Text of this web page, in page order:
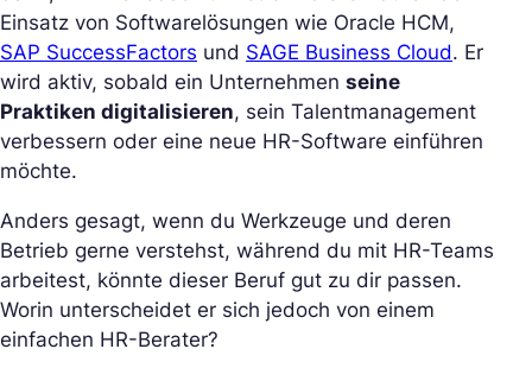
Einsatz von Softwarelösungen wie Oracle HCM,
SAP SuccessFactors und SAGE Business Cloud. Er
wird aktiv, sobald ein Unternehmen seine
Praktiken digitalisieren, sein Talentmanagement
verbessern oder eine neue HR-Software einführen
möchte.
Anders gesagt, wenn du Werkzeuge und deren
Betrieb gerne verstehst, während du mit HR-Teams
arbeitest, könnte dieser Beruf gut zu dir passen.
Worin unterscheidet er sich jedoch von einem
einfachen HR-Berater?